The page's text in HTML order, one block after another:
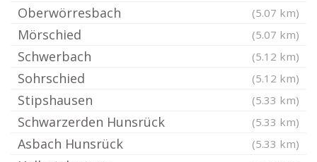
Oberwörresbach (5.07 km)
Mörschied (5.07 km)
Schwerbach (5.12 km)
Sohrschied (5.12 km)
Stipshausen (5.33 km)
Schwarzerden Hunsrück (5.33 km)
Asbach Hunsrück (5.33 km)